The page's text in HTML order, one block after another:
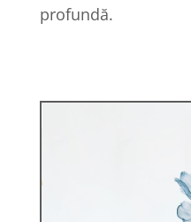
profundă.